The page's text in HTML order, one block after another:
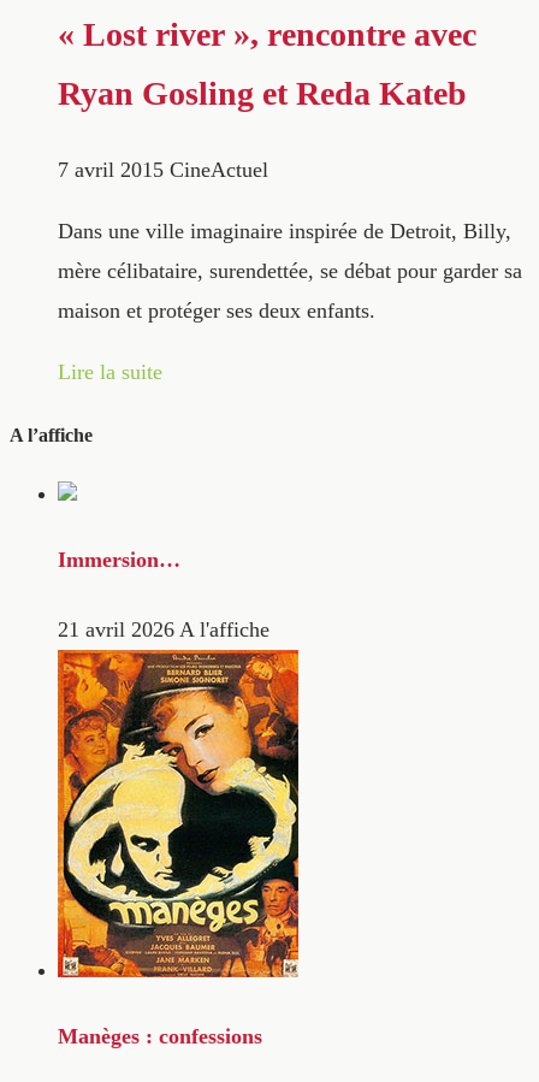
« Lost river », rencontre avec
Ryan Gosling et Reda Kateb
7 avril 2015 CineActuel
Dans une ville imaginaire inspirée de Detroit, Billy,
mère célibataire, surendettée, se débat pour garder sa
maison et protéger ses deux enfants.
Lire la suite
A l’affiche
Immersion…
21 avril 2026 A l'affiche
Manèges : confessions